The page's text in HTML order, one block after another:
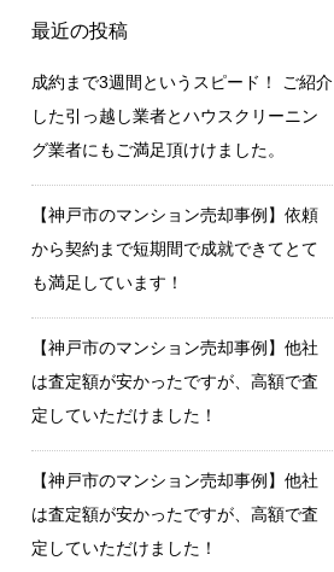
最近の投稿
成約まで3週間というスピード！ ご紹介
した引っ越し業者とハウスクリーニン
グ業者にもご満足頂けけました。
【神戸市のマンション売却事例】依頼
から契約まで短期間で成就できてとて
も満足しています！
【神戸市のマンション売却事例】他社
は査定額が安かったですが、高額で査
定していただけました！
【神戸市のマンション売却事例】他社
は査定額が安かったですが、高額で査
定していただけました！